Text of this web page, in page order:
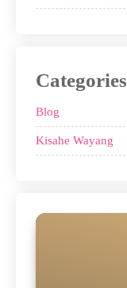
Categories
Blog
Kisahe Wayang